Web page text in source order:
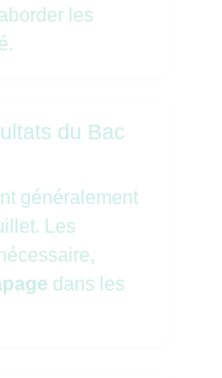
les
du Bac
généralement
Les
dans les